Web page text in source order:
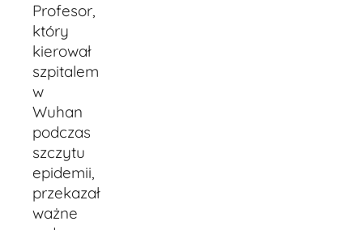
Profesor,
który
kierował
szpitalem
w
Wuhan
podczas
szczytu
epidemii,
przekazał
ważne